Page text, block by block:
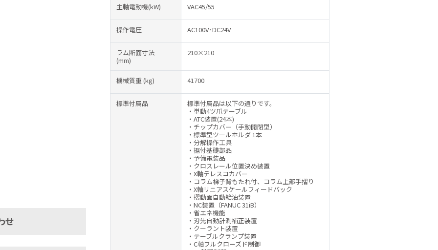
せ
主軸電動機(kW) VAC45/55
操作電圧 AC100V･DC24V
ラム断面寸法
(mm)
210×210
機械質重(kg) 41700
標準付属品
標準付属品は以下の通りです。
・単動4ツ爪テーブル
・ATC装置(24本)
・チップカバー（手動開閉型）
・標準型ツールホルダ 1本
・分解操作工具
・据付基礎部品
・予備電装品
・クロスレール位置決め装置
・X軸テレスコカバー
・コラム梯子背もたれ付、コラム上部手摺り
・X軸リニアスケールフィードバック
・摺動面自動給油装置
・NC装置（FANUC 31iB）
・省エネ機能
・刃先自動計測補正装置
・クーラント装置
・テーブルクランプ装置
・C軸フルクローズド制御